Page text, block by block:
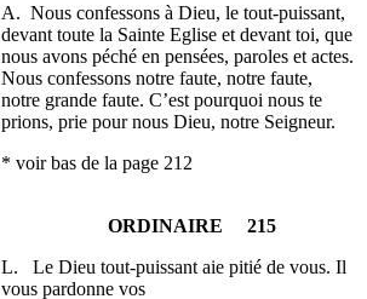
A. Nous confessons à Dieu, le tout-puissant,
devant toute la Sainte Eglise et devant toi, que
nous avons péché en pensées, paroles et actes.
Nous confessons notre faute, notre faute,
notre grande faute. C’est pourquoi nous te
prions, prie pour nous Dieu, notre Seigneur.
* voir bas de la page 212
ORDINAIRE 215
L. Le Dieu tout-puissant aie pitié de vous. Il
vous pardonne vos